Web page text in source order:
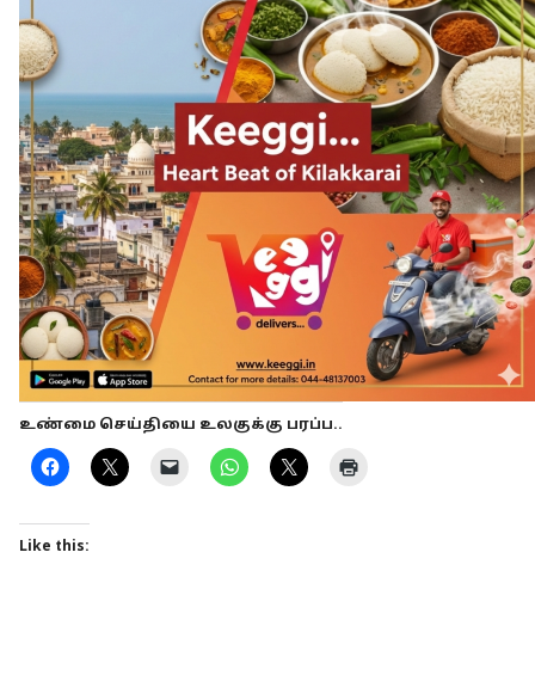
உண்மை செய்தியை உலகுக்கு பரப்ப..
Like this: